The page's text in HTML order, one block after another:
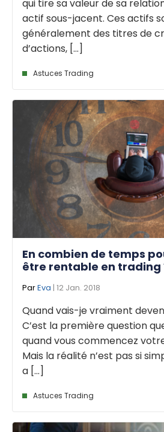
qui tire sa valeur de sa
actif sous-jacent. Ces actifs
généralement des titres de
d’actions, [...]
Astuces Trading
En combien de temps
être rentable en trading
ParEva | 12 Jan. 2018
Quand vais-je vraiment
C’est la première question
quand vous commencez
Mais la réalité n’est pas si
a [...]
Astuces Trading